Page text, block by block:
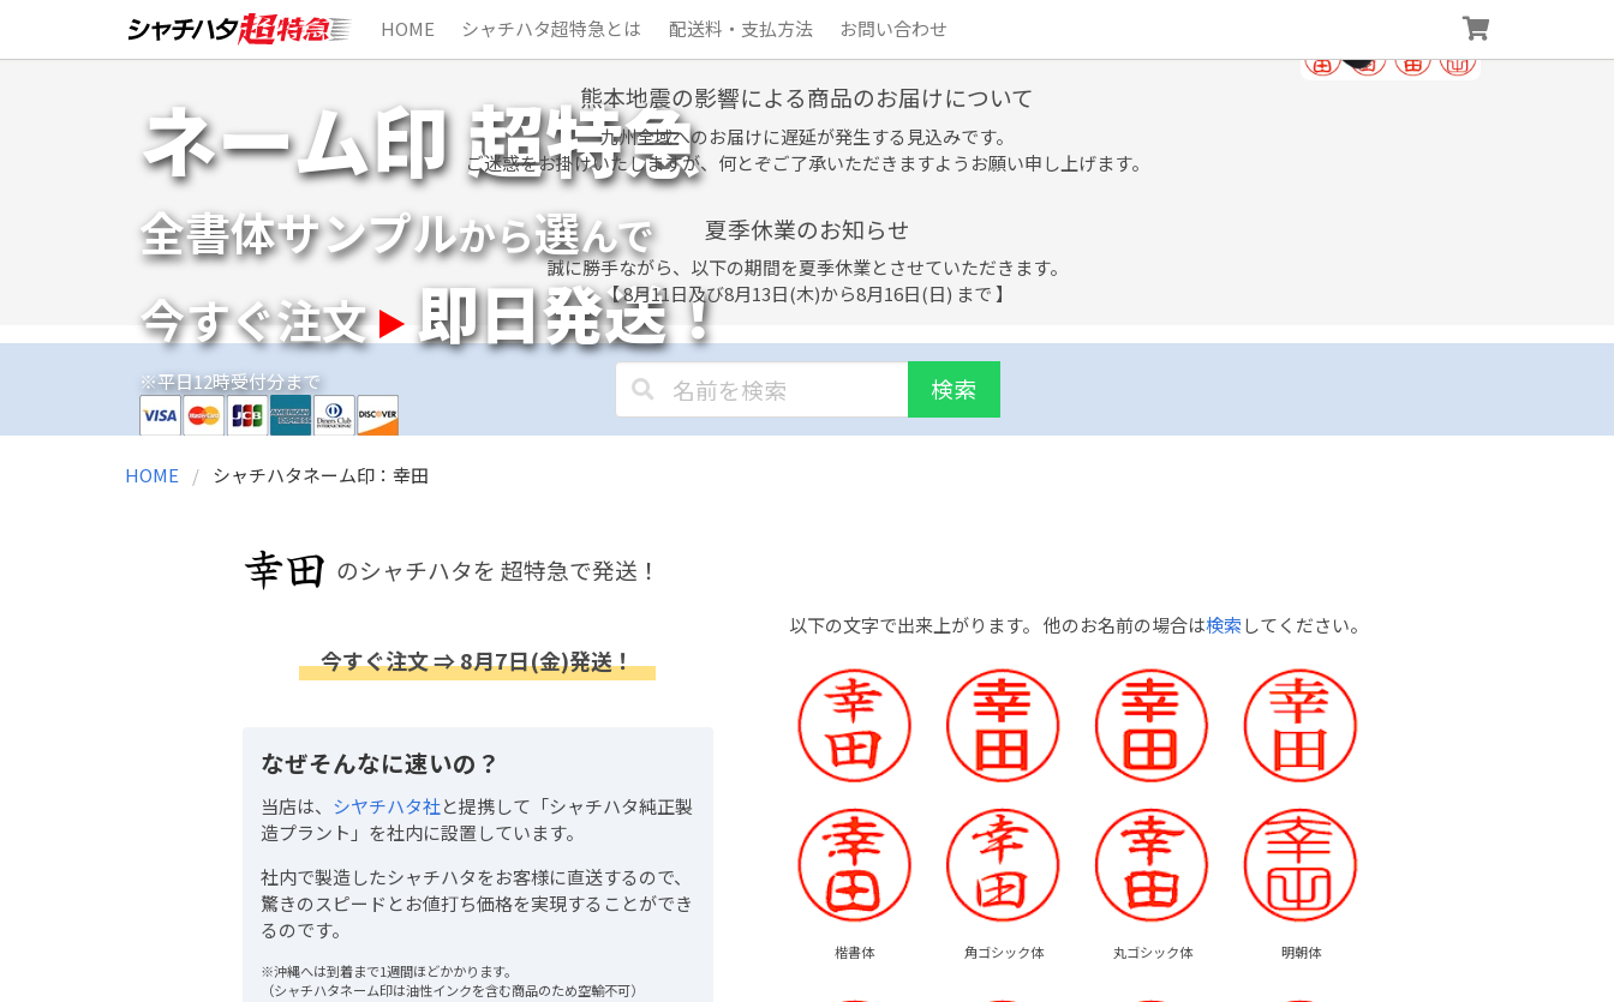
HOME シャチハタ超特急とは 配送料・支払方法 お問い合わせ
ネーム印 超特急
全書体サンプルから選んで
今すぐ注文 即日発送！
※平日12時受付分まで
熊本地震の影響による商品のお届けについて
九州全域へのお届けに遅延が発生する見込みです。
ご迷惑をお掛けいたしますが、何とぞご了承いただきますようお願い申し上げます。
夏季休業のお知らせ
誠に勝手ながら、以下の期間を夏季休業とさせていただきます。
【 8月11日及び8月13日(木)から8月16日(日) まで 】
検索
HOME シャチハタネーム印：幸田
のシャチハタを 超特急で発送！
以下の文字で出来上がります。 他のお名前の場合は検索してください。
楷書体 角ゴシック体 丸ゴシック体 明朝体
今すぐ注文 ⇒ 8月7日(金)発送！
なぜそんなに速いの？
当店は、 シヤチハタ社と提携して「シャチハタ純正製
造プラント」を社内に設置しています。
社内で製造したシャチハタをお客様に直送するので、
驚きのスピードとお値打ち価格を実現することができ
るのです。
※沖縄へは到着まで1週間ほどかかります。
（シャチハタネーム印は油性インクを含む商品のため空輸不可）